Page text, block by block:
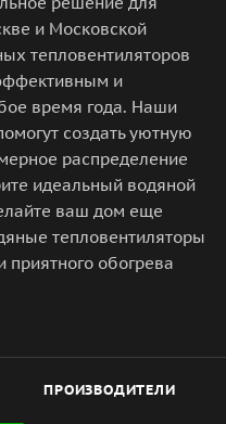
и Московской
тепловентиляторов
и
время года. Наши
создать уютную
распределение
идеальный водяной
ваш дом еще
тепловентиляторы
обогрева
ПРОИЗВОДИТЕЛИ